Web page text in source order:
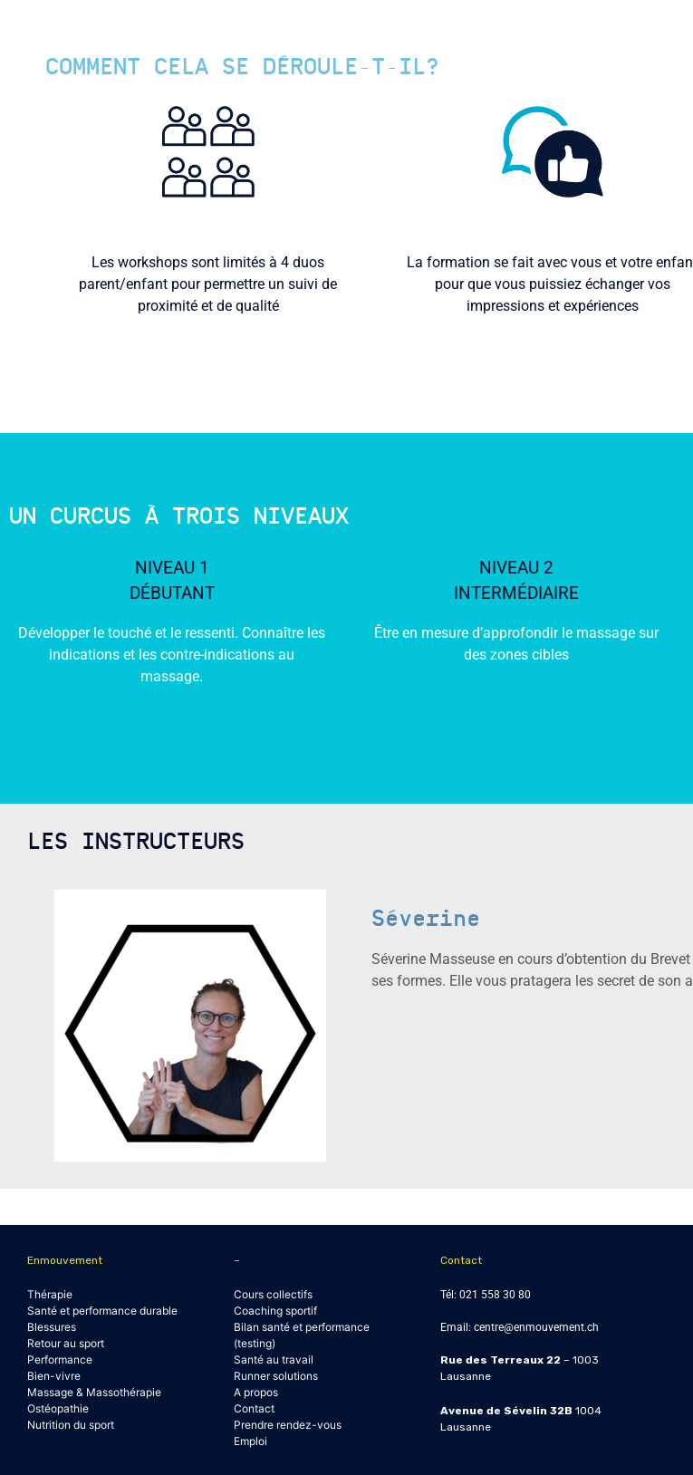
COMMENT CELA SE DÉROULE-T-IL?
Les workshops sont limités à 4 duos
parent/enfant pour permettre un suivi de
proximité et de qualité
La formation se fait avec vous et votre
pour que vous puissiez échanger vos
impressions et expériences
UN CURCUS À TROIS NIVEAUX
NIVEAU 1
DÉBUTANT
Développer le touché et le ressenti. Connaître les
indications et les contre-indications au
massage.
NIVEAU 2
INTERMÉDIAIRE
Être en mesure d’approfondir le massage sur
des zones cibles
LES INSTRUCTEURS
Séverine
Séverine Masseuse en cours d’obtention du
ses formes. Elle vous pratagera les secret de son
Enmouvement
Thérapie
Santé et performance durable
Blessures
Retour au sport
Performance
Bien-vivre
Massage & Massothérapie
Ostéopathie
Nutrition du sport
–
Cours collectifs
Coaching sportif
Bilan santé et performance
(testing)
Santé au travail
Runner solutions
A propos
Contact
Prendre rendez-vous
Emploi
Contact
Tél: 021 558 30 80
Email: centre@enmouvement.ch
Rue des Terreaux 22 – 1003
Lausanne
Avenue de Sévelin 32B 1004
Lausanne